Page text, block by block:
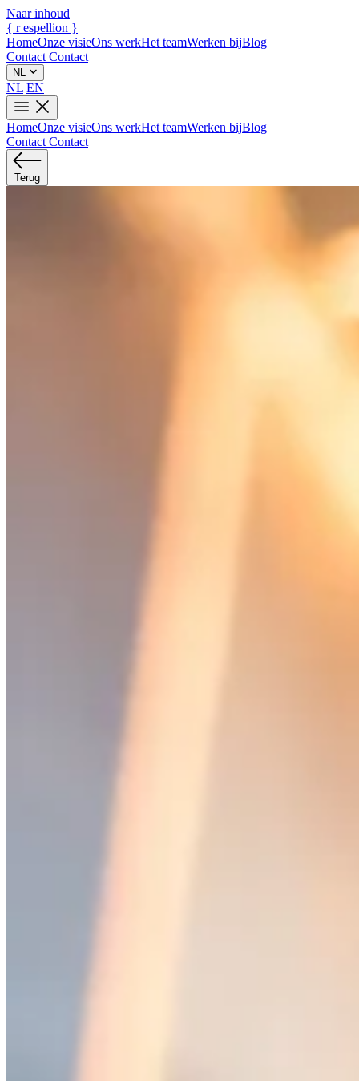
Naar inhoud
{ r espellion }
HomeOnze visieOns werkHet teamWerken bijBlog
Contact Contact
NL
NL EN
HomeOnze visieOns werkHet teamWerken bijBlog
Contact Contact
Terug